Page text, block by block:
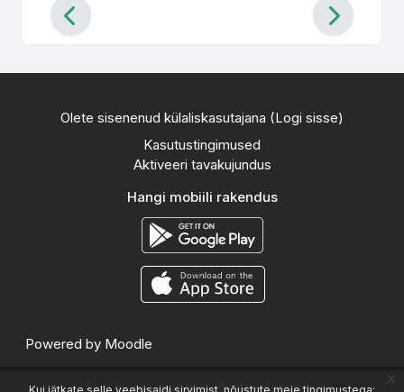
x
Olete sisenenud külaliskasutajana (Logi sisse)
Kasutustingimused
Aktiveeri tavakujundus
Hangi mobiili rakendus
Powered by Moodle
This theme was proudly developed by